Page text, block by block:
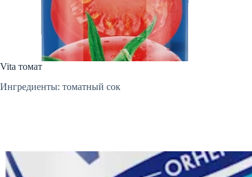
Vita томат
Ингредиенты: томатный сок